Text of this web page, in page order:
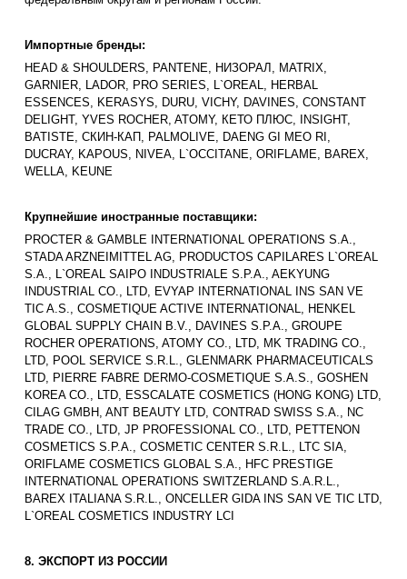
Импортные бренды:
HEAD & SHOULDERS, PANTENE, НИЗОРАЛ, MATRIX,
GARNIER, LADOR, PRO SERIES, L`OREAL, HERBAL
ESSENCES, KERASYS, DURU, VICHY, DAVINES, CONSTANT
DELIGHT, YVES ROCHER, ATOMY, КЕТО ПЛЮС, INSIGHT,
BATISTE, СКИН-КАП, PALMOLIVE, DAENG GI MEO RI,
DUCRAY, KAPOUS, NIVEA, L`OCCITANE, ORIFLAME, BAREX,
WELLA, KEUNE
Крупнейшие иностранные поставщики:
PROCTER & GAMBLE INTERNATIONAL OPERATIONS S.A.,
STADA ARZNEIMITTEL AG, PRODUCTOS CAPILARES L`OREAL
S.A., L`OREAL SAIPO INDUSTRIALE S.P.A., AEKYUNG
INDUSTRIAL CO., LTD, EVYAP INTERNATIONAL INS SAN VE
TIC A.S., COSMETIQUE ACTIVE INTERNATIONAL, HENKEL
GLOBAL SUPPLY CHAIN B.V., DAVINES S.P.A., GROUPE
ROCHER OPERATIONS, ATOMY CO., LTD, MK TRADING CO.,
LTD, POOL SERVICE S.R.L., GLENMARK PHARMACEUTICALS
LTD, PIERRE FABRE DERMO-COSMETIQUE S.A.S., GOSHEN
KOREA CO., LTD, ESSCALATE COSMETICS (HONG KONG) LTD,
CILAG GMBH, ANT BEAUTY LTD, CONTRAD SWISS S.A., NC
TRADE CO., LTD, JP PROFESSIONAL CO., LTD, PETTENON
COSMETICS S.P.A., COSMETIC CENTER S.R.L., LTC SIA,
ORIFLAME COSMETICS GLOBAL S.A., HFC PRESTIGE
INTERNATIONAL OPERATIONS SWITZERLAND S.A.R.L.,
BAREX ITALIANA S.R.L., ONCELLER GIDA INS SAN VE TIC LTD,
L`OREAL COSMETICS INDUSTRY LCI
8. ЭКСПОРТ ИЗ РОССИИ